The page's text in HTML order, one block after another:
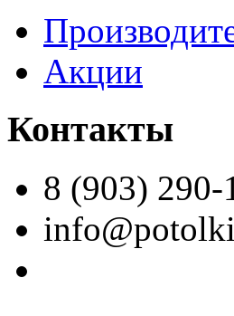
Акции
Контакты
8 (903) 290-